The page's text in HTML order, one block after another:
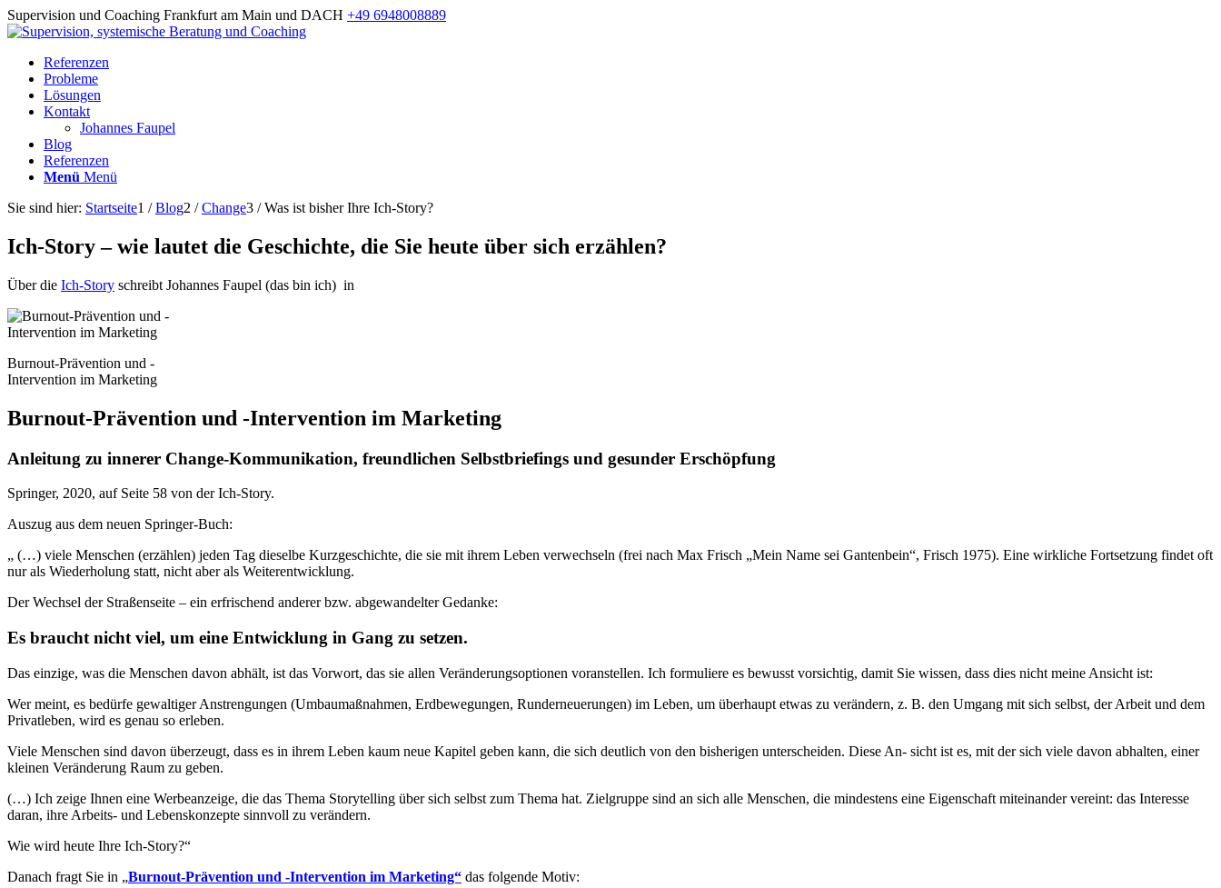
Supervision und Coaching Frankfurt am Main und DACH +49 6948008889
Referenzen
Probleme
Lösungen
Kontakt
Johannes Faupel
Blog
Referenzen
Menü Menü
Sie sind hier: Startseite1 / Blog2 / Change3 / Was ist bisher Ihre Ich-Story?
Ich-Story – wie lautet die Geschichte, die Sie heute über sich erzählen?
Über die Ich-Story schreibt Johannes Faupel (das bin ich) in
Burnout-Prävention und -
Intervention im Marketing
Burnout-Prävention und -Intervention im Marketing
Anleitung zu innerer Change-Kommunikation, freundlichen Selbstbriefings und gesunder Erschöpfung
Springer, 2020, auf Seite 58 von der Ich-Story.
Auszug aus dem neuen Springer-Buch:
„ (…) viele Menschen (erzählen) jeden Tag dieselbe Kurzgeschichte, die sie mit ihrem Leben verwechseln (frei nach Max Frisch „Mein Name sei Gantenbein“, Frisch 1975). Eine wirkliche Fortsetzung findet oft
nur als Wiederholung statt, nicht aber als Weiterentwicklung.
Der Wechsel der Straßenseite – ein erfrischend anderer bzw. abgewandelter Gedanke:
Es braucht nicht viel, um eine Entwicklung in Gang zu setzen.
Das einzige, was die Menschen davon abhält, ist das Vorwort, das sie allen Veränderungsoptionen voranstellen. Ich formuliere es bewusst vorsichtig, damit Sie wissen, dass dies nicht meine Ansicht ist:
Wer meint, es bedürfe gewaltiger Anstrengungen (Umbaumaßnahmen, Erdbewegungen, Runderneuerungen) im Leben, um überhaupt etwas zu verändern, z. B. den Umgang mit sich selbst, der Arbeit und dem
Privatleben, wird es genau so erleben.
Viele Menschen sind davon überzeugt, dass es in ihrem Leben kaum neue Kapitel geben kann, die sich deutlich von den bisherigen unterscheiden. Diese An- sicht ist es, mit der sich viele davon abhalten, einer
kleinen Veränderung Raum zu geben.
(…) Ich zeige Ihnen eine Werbeanzeige, die das Thema Storytelling über sich selbst zum Thema hat. Zielgruppe sind an sich alle Menschen, die mindestens eine Eigenschaft miteinander vereint: das Interesse
daran, ihre Arbeits- und Lebenskonzepte sinnvoll zu verändern.
Wie wird heute Ihre Ich-Story?“
Danach fragt Sie in „Burnout-Prävention und -Intervention im Marketing“ das folgende Motiv: